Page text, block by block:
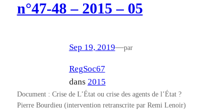
n°47-48 – 2015 – 05
Sep 19, 2019—par
RegSoc67
dans 2015
Document : Crise de L’État ou crise des agents de l’État ?
Pierre Bourdieu (intervention retranscrite par Remi Lenoir)